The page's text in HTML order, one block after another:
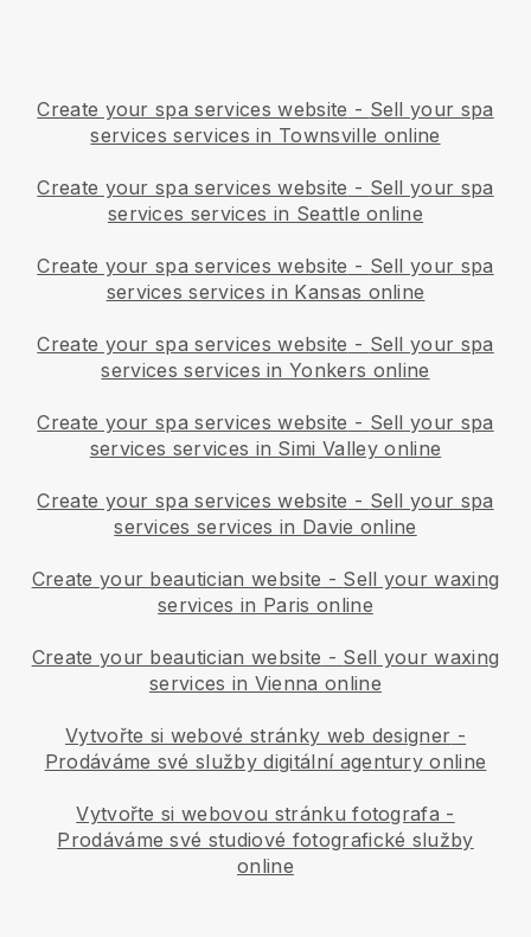
Create your spa services website - Sell your spa
services services in Townsville online
Create your spa services website - Sell your spa
services services in Seattle online
Create your spa services website - Sell your spa
services services in Kansas online
Create your spa services website - Sell your spa
services services in Yonkers online
Create your spa services website - Sell your spa
services services in Simi Valley online
Create your spa services website - Sell your spa
services services in Davie online
Create your beautician website - Sell your waxing
services in Paris online
Create your beautician website - Sell your waxing
services in Vienna online
Vytvořte si webové stránky web designer -
Prodáváme své služby digitální agentury online
Vytvořte si webovou stránku fotografa -
Prodáváme své studiové fotografické služby
online